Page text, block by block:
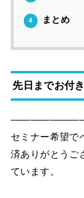
4 まとめ
先日までお付
セミナー希望で
済ありがとうご
ています。